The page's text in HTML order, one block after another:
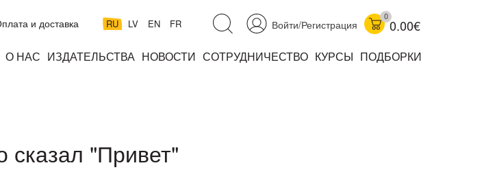
Войти/Регистрация
0
0.00€
RU LV EN FR
и доставка
О НАС ИЗДАТЕЛЬСТВА НОВОСТИ СОТРУДНИЧЕСТВО КУРСЫ ПОДБОРКИ
сказал "Привет"